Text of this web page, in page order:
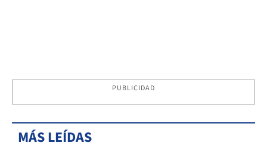
PUBLICIDAD
MÁS LEÍDAS